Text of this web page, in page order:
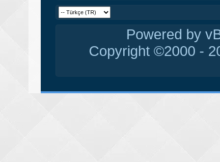
Powered by
Copyright ©2000 -